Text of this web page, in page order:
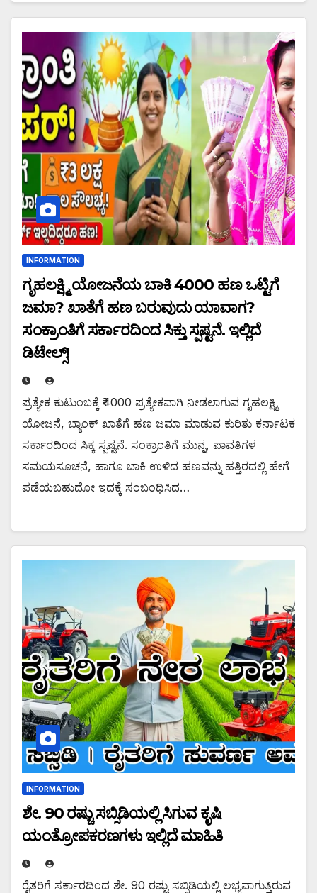
INFORMATION
ಗೃಹಲಕ್ಷ್ಮಿ ಯೋಜನೆಯ ಬಾಕಿ ₹4000 ಹಣ ಒಟ್ಟಿಗೆ
ಜಮಾ? ಖಾತೆಗೆ ಹಣ ಬರುವುದು ಯಾವಾಗ?
ಸಂಕ್ರಾಂತಿಗೆ ಸರ್ಕಾರದಿಂದ ಸಿಕ್ತು ಸ್ಪಷ್ಟನೆ. ಇಲ್ಲಿದೆ
ಡಿಟೇಲ್ಸ್!
ಪ್ರತ್ಯೇಕ ಕುಟುಂಬಕ್ಕೆ ₹4000 ಪ್ರತ್ಯೇಕವಾಗಿ ನೀಡಲಾಗುವ ಗೃಹಲಕ್ಷ್ಮಿ
ಯೋಜನೆ, ಬ್ಯಾಂಕ್ ಖಾತೆಗೆ ಹಣ ಜಮಾ ಮಾಡುವ ಕುರಿತು ಕರ್ನಾಟಕ
ಸರ್ಕಾರದಿಂದ ಸಿಕ್ಕ ಸ್ಪಷ್ಟನೆ. ಸಂಕ್ರಾಂತಿಗೆ ಮುನ್ನ, ಪಾವತಿಗಳ
ಸಮಯಸೂಚನೆ, ಹಾಗೂ ಬಾಕಿ ಉಳಿದ ಹಣವನ್ನು ಹತ್ತಿರದಲ್ಲಿ ಹೇಗೆ
ಪಡೆಯಬಹುದೋ ಇದಕ್ಕೆ ಸಂಬಂಧಿಸಿದ…
INFORMATION
ಶೇ. 90 ರಷ್ಚು ಸಬ್ಸಿಡಿಯಲ್ಲಿ ಸಿಗುವ ಕೃಷಿ
ಯಂತ್ರೋಪಕರಣಗಳು ಇಲ್ಲಿದೆ ಮಾಹಿತಿ
ರೈತರಿಗೆ ಸರ್ಕಾರದಿಂದ ಶೇ. 90 ರಷ್ಟು ಸಬ್ಸಿಡಿಯಲ್ಲಿ ಲಭ್ಯವಾಗುತ್ತಿರುವ